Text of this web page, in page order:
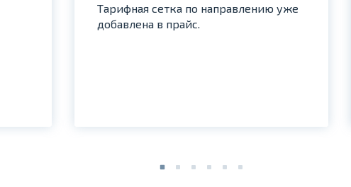
Тарифная сетка по направлению уже
добавлена в прайс.